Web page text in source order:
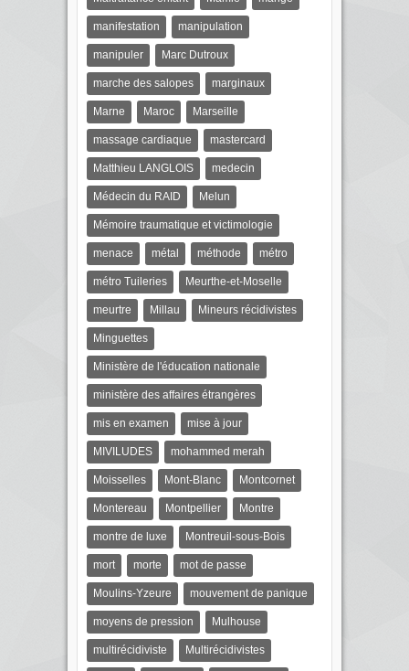
manifestation manipulation
manipuler Marc Dutroux
marche des salopes marginaux
Marne Maroc Marseille
massage cardiaque mastercard
Matthieu LANGLOIS medecin
Médecin du RAID Melun
Mémoire traumatique et victimologie
menace métal méthode métro
métro Tuileries Meurthe-et-Moselle
meurtre Millau Mineurs récidivistes
Minguettes
Ministère de l'éducation nationale
ministère des affaires étrangères
mis en examen mise à jour
MIVILUDES mohammed merah
Moisselles Mont-Blanc Montcornet
Montereau Montpellier Montre
montre de luxe Montreuil-sous-Bois
mort morte mot de passe
Moulins-Yzeure mouvement de panique
moyens de pression Mulhouse
multirécidiviste Multirécidivistes